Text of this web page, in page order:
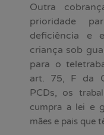
Outra
prioridade
deficiência e
criança sob
para o
art. 75, F da
PCDs, os
cumpra a lei e
mães e pais que